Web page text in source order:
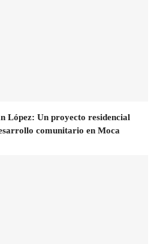
López: Un proyecto residencial
comunitario en Moca